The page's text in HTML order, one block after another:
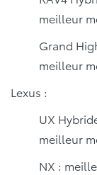
meilleur
Grand
meilleur
Lexus :
UX
meilleur
NX :